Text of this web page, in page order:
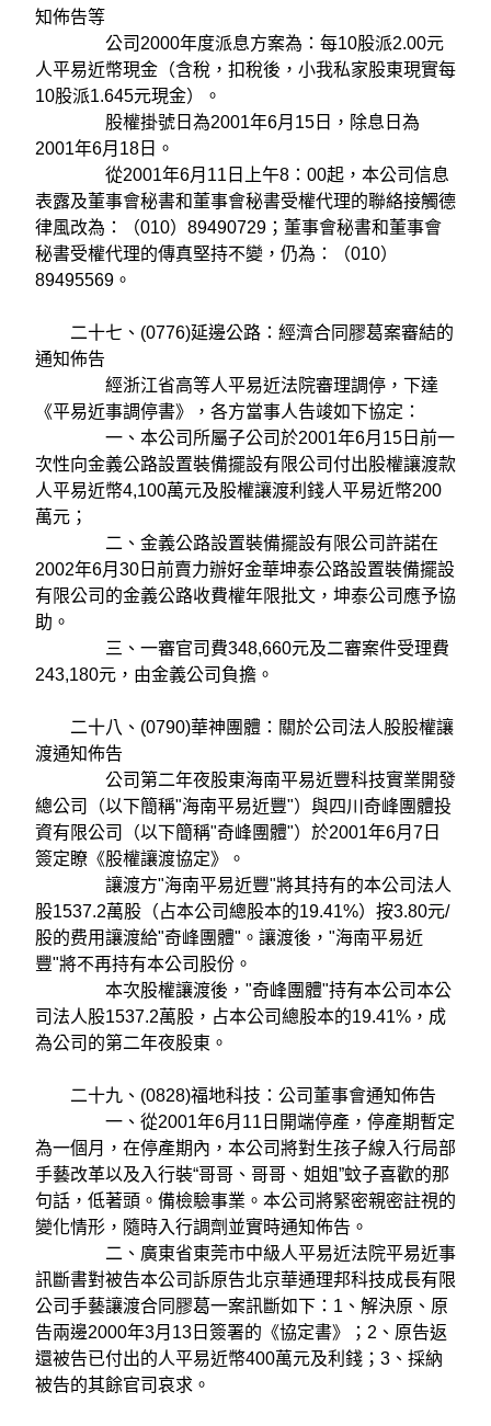
知佈告等
公司2000年度派息方案為：每10股派2.00元
人平易近幣現金（含稅，扣稅後，小我私家股東現實每
10股派1.645元現金）。
股權掛號日為2001年6月15日，除息日為
2001年6月18日。
從2001年6月11日上午8：00起，本公司信息
表露及董事會秘書和董事會秘書受權代理的聯絡接觸德
律風改為：（010）89490729；董事會秘書和董事會
秘書受權代理的傳真堅持不變，仍為：（010）
89495569。
二十七、(0776)延邊公路：經濟合同膠葛案審結的
通知佈告
經浙江省高等人平易近法院審理調停，下達
《平易近事調停書》，各方當事人告竣如下協定：
一、本公司所屬子公司於2001年6月15日前一
次性向金義公路設置裝備擺設有限公司付出股權讓渡款
人平易近幣4,100萬元及股權讓渡利錢人平易近幣200
萬元；
二、金義公路設置裝備擺設有限公司許諾在
2002年6月30日前賣力辦好金華坤泰公路設置裝備擺設
有限公司的金義公路收費權年限批文，坤泰公司應予協
助。
三、一審官司費348,660元及二審案件受理費
243,180元，由金義公司負擔。
二十八、(0790)華神團體：關於公司法人股股權讓
渡通知佈告
公司第二年夜股東海南平易近豐科技實業開發
總公司（以下簡稱"海南平易近豐"）與四川奇峰團體投
資有限公司（以下簡稱"奇峰團體"）於2001年6月7日
簽定瞭《股權讓渡協定》。
讓渡方"海南平易近豐"將其持有的本公司法人
股1537.2萬股（占本公司總股本的19.41%）按3.80元/
股的费用讓渡給"奇峰團體"。讓渡後，"海南平易近
豐"將不再持有本公司股份。
本次股權讓渡後，"奇峰團體"持有本公司本公
司法人股1537.2萬股，占本公司總股本的19.41%，成
為公司的第二年夜股東。
二十九、(0828)福地科技：公司董事會通知佈告
一、從2001年6月11日開端停產，停產期暫定
為一個月，在停產期內，本公司將對生孩子線入行局部
手藝改革以及入行裝“哥哥、哥哥、姐姐”蚊子喜歡的那
句話，低著頭。備檢驗事業。本公司將緊密親密註視的
變化情形，隨時入行調劑並實時通知佈告。
二、廣東省東莞市中級人平易近法院平易近事
訊斷書對被告本公司訴原告北京華通理邦科技成長有限
公司手藝讓渡合同膠葛一案訊斷如下：1、解決原、原
告兩邊2000年3月13日簽署的《協定書》；2、原告返
還被告已付出的人平易近幣400萬元及利錢；3、採納
被告的其餘官司哀求。